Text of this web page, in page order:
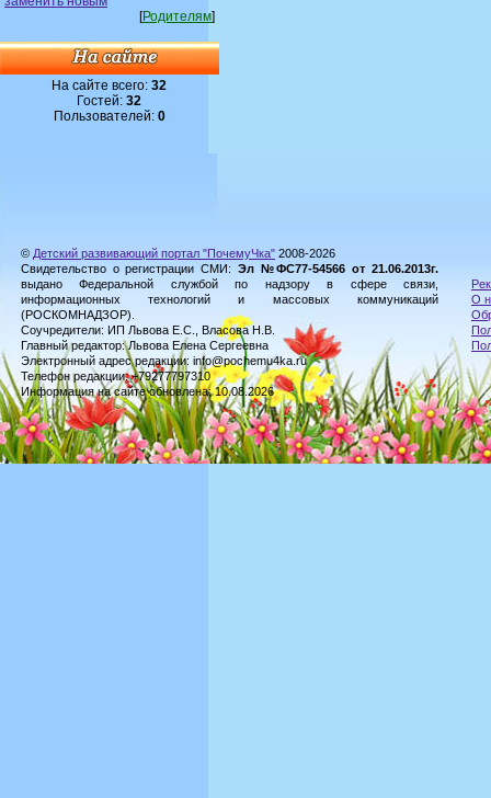
[Родителям]
На сайте всего:32
Гостей:32
Пользователей: 0
© Детский развивающий портал "ПочемуЧка" 2008-2026
Свидетельство о регистрации СМИ: Эл №ФС77-54566 от 21.06.2013г.
выдано Федеральной службой по надзору в сфере связи,
информационных технологий и массовых коммуникаций
(РОСКОМНАДЗОР).
Соучредители: ИП Львова Е.С., Власова Н.В.
Главный редактор: Львова Елена Сергеевна
Электронный адрес редакции: info@pochemu4ka.ru
Телефон редакции: +79277797310
Информация на сайте обновлена: 10.08.2026
О